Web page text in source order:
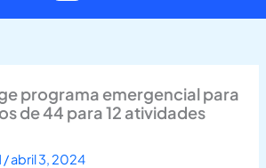
programa emergencial para
de 44 para 12 atividades
/abril 3, 2024